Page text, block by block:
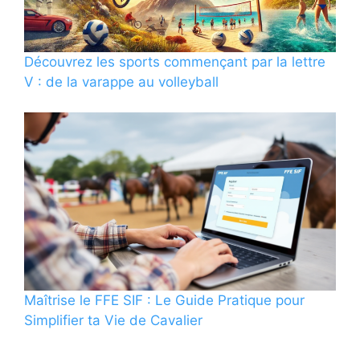
Découvrez les sports commençant par la lettre
V : de la varappe au volleyball
Maîtrise le FFE SIF : Le Guide Pratique pour
Simplifier ta Vie de Cavalier